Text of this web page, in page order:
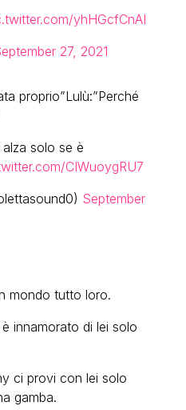
yhHGcfCnAI
27, 2021
proprio”Lulù:”Perché
solo se è
CIWuoygRU7
September
mondo tutto loro.
innamorato di lei solo
ci provi con lei solo
gamba.